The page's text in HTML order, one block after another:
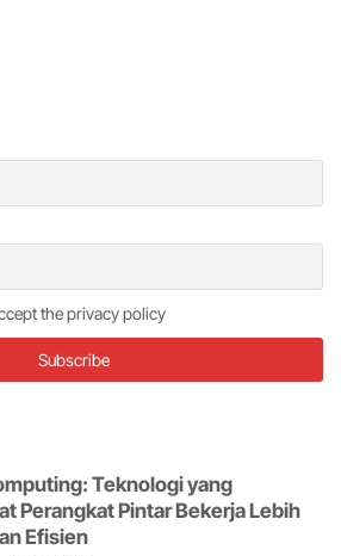
the privacy policy
Teknologi yang
Perangkat Pintar Bekerja Lebih
Efisien